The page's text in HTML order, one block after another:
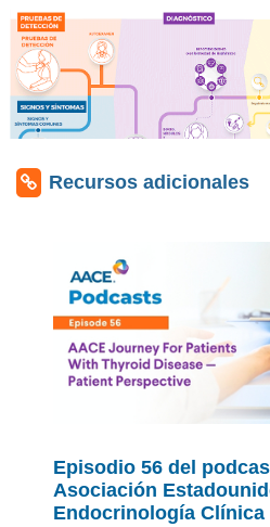
Recursos adicionales
Episodio 56 del
Asociación
Endocrinología Clínica